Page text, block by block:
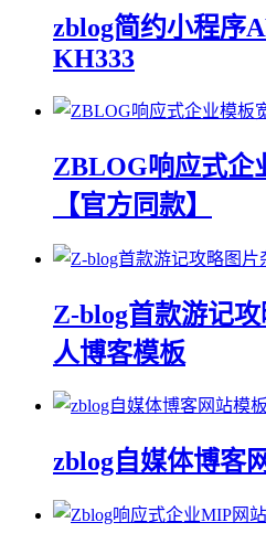
zblog简约小程序
KH333
ZBLOG响应式企
【官方同款】
Z-blog首款游记
人博客模板
zblog自媒体博客